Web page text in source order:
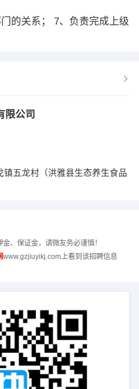
的关系； 7、负责完成上级
限公司
镇五龙村（洪雅县生态养生食品
、保证金，请微友务必谨慎！
www.gzjiuyikj.com上看到该招聘信息